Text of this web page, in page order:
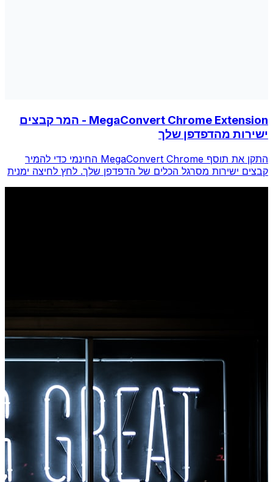
MegaConvert Chrome Extension - המר קבצים
ישירות מהדפדפן שלך
התקן את תוסף MegaConvert Chrome החינמי כדי להמיר
קבצים ישירות מסרגל הכלים של הדפדפן שלך. לחץ לחיצה ימנית